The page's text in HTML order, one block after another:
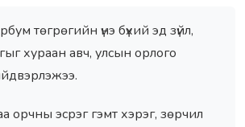
төгрөгийн үнэ бүхий эд зүйл,
хураан авч, улсын орлого
орчны эсрэг гэмт хэрэг, зөрчил